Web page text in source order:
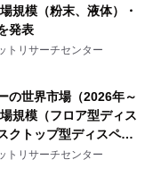
規模（粉末、液体）・
発表
トリサーチセンター
の世界市場（2026年～
規模（フロア型ディス
クトップ型ディスペン
ポートを発表
トリサーチセンター